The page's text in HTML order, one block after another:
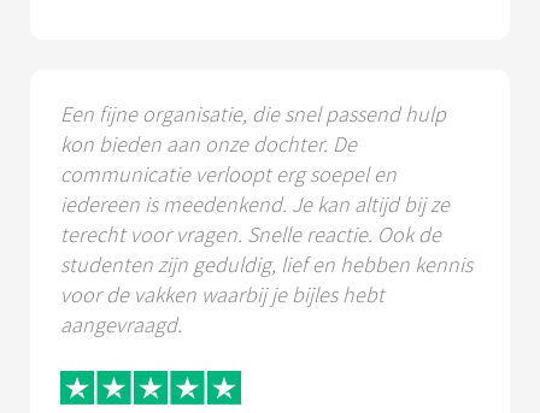
Een fijne organisatie, die snel passend hulp
kon bieden aan onze dochter. De
communicatie verloopt erg soepel en
iedereen is meedenkend. Je kan altijd bij ze
terecht voor vragen. Snelle reactie. Ook de
studenten zijn geduldig, lief en hebben kennis
voor de vakken waarbij je bijles hebt
aangevraagd.